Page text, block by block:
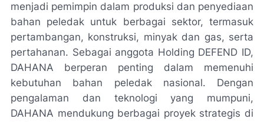
menjadi pemimpin dalam produksi dan penyediaan
bahan peledak untuk berbagai sektor, termasuk
pertambangan, konstruksi, minyak dan gas, serta
pertahanan. Sebagai anggota Holding DEFEND ID,
DAHANA berperan penting dalam memenuhi
kebutuhan bahan peledak nasional. Dengan
pengalaman dan teknologi yang mumpuni,
DAHANA mendukung berbagai proyek strategis di